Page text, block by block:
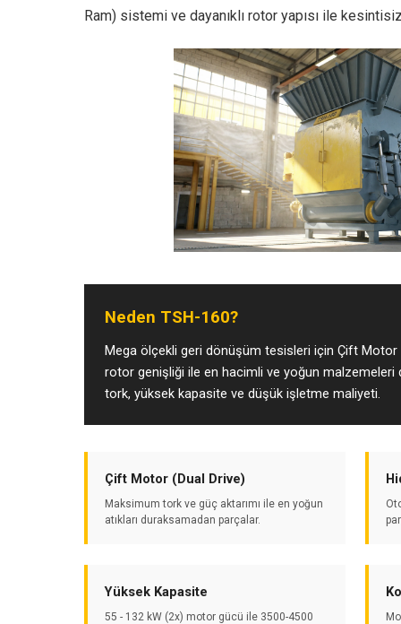
Ram) sistemi ve dayanıklı rotor yapısı ile
Neden TSH-160?
Mega ölçekli geri dönüşüm tesisleri için Çift
rotor genişliği ile en hacimli ve yoğun malzemeleri
tork, yüksek kapasite ve düşük işletme maliyeti.
Çift Motor (Dual Drive)
Maksimum tork ve güç aktarımı ile en yoğun
atıkları duraksamadan parçalar.
Yüksek Kapasite
55 - 132 kW (2x) motor gücü ile 3500-4500